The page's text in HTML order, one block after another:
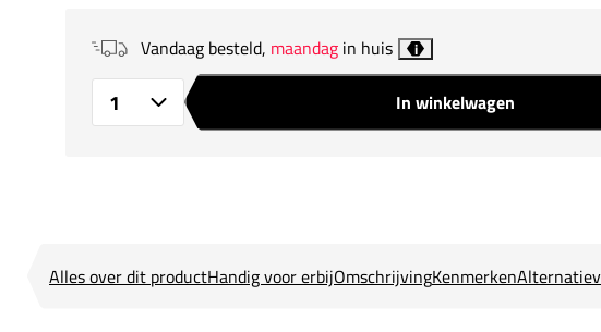
Vandaag besteld, maandag in huis i
In winkelwagen
Alles over dit productHandig voor erbijOmschrijvingKenmerken